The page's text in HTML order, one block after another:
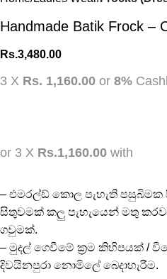
Handmade Batik Frock –
Rs.3,480.00
3 X Rs. 1,160.00 or 8%
or 3 X Rs.1,160.00 with
– එමරල්ඩ් කොල පැහැති
සිතුවමක් කලු පැහැයෙන් මතු
ගවුමක්.
– මුදල් ගෙවීමේ ක්‍රම කිහිපයක් /
දිවයිනපුරා නොමිලේ බෙදාහැරීම.